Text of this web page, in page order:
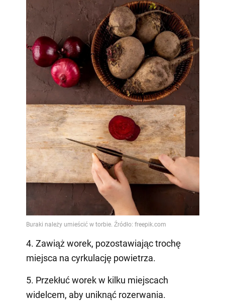
4. Zawiąż worek, pozostawiając trochę
miejsca na cyrkulację powietrza.
5. Przekłuć worek w kilku miejscach
widelcem, aby uniknąć rozerwania.